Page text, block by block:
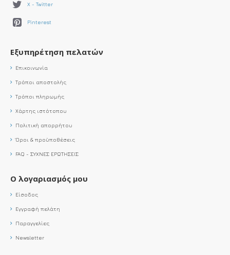
X - Twitter
Pinterest
Εξυπηρέτηση πελατών
Επικοινωνία
Τρόποι αποστολής
Τρόποι πληρωμής
Χάρτης ιστότοπου
Πολιτική απορρήτου
Όροι & προϋποθέσεις
FAQ - ΣΥΧΝΕΣ ΕΡΩΤΗΣΕΙΣ
Ο λογαριασμός μου
Είσοδος
Εγγραφή πελάτη
Παραγγελίες
Newsletter